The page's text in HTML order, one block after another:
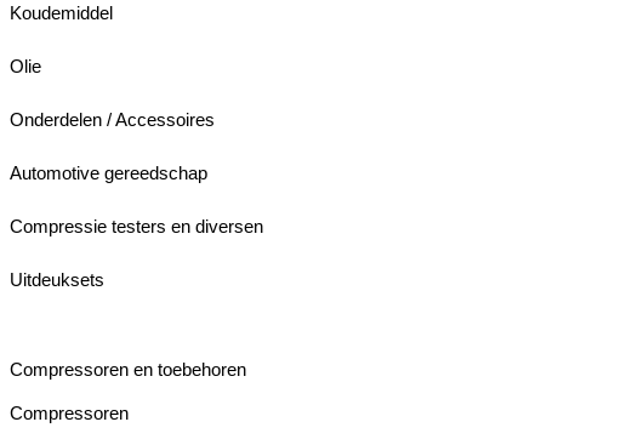
Koudemiddel
Olie
Onderdelen / Accessoires
Automotive gereedschap
Compressie testers en diversen
Uitdeuksets
Compressoren en toebehoren
Compressoren